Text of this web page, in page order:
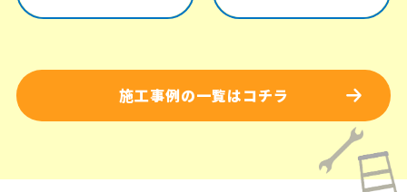
施工事例の一覧はコチラ